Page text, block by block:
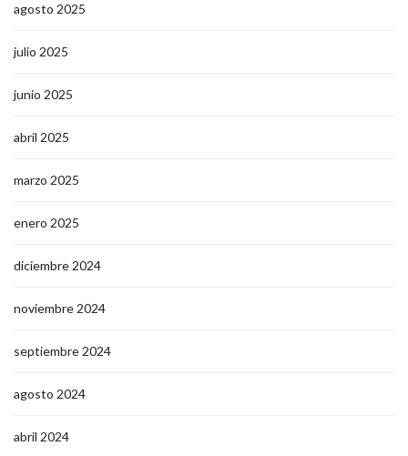
agosto 2025
julio 2025
junio 2025
abril 2025
marzo 2025
enero 2025
diciembre 2024
noviembre 2024
septiembre 2024
agosto 2024
abril 2024